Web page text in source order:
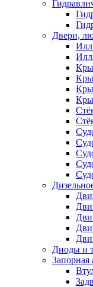
Двери,
Диоды и
Запорная